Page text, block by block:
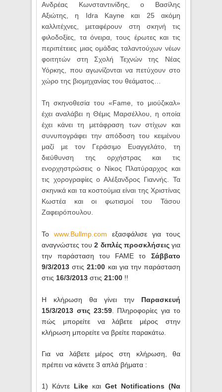
Ανδρέας Κωνσταντινίδης, ο Βασίλης
Αξιώτης, η Idra Kayne και 25 ακόμη
καλλιτέχνες, μεταφέρουν στη σκηνή τις
φιλοδοξίες, τα όνειρα, τους έρωτες και τις
περιπέτειες μιας ομάδας ταλαντούχων νέων
φοιτητών στη Σχολή Τεχνών της Νέας
Υόρκης, που αγωνίζονται να πετύχουν στο
χώρο της βιομηχανίας του θεάματος…
Τη σκηνοθεσία του «Fame, το μιούζικαλ»
έχει αναλάβει η Θέμις Μαρσέλλου, η οποία
έχει κάνει τη μετάφραση των στίχων και
συνυπογράφει την απόδοση του κειμένου
μαζί με τον Γεράσιμο Ευαγγελάτο, τη
διεύθυνση της ορχήστρας και τις
ενορχηστρώσεις ο Νίκος Πλατύραρχος και
τις χορογραφίες ο Αλέξανδρος Γιαννής. Τα
σκηνικά και τα κοστούμια είναι της Χριστίνας
Κωστέα και οι φωτισμοί του Τάσου
Ζαφειρόπουλου.
Τοwww.Bullmp.com εξασφάλισε για τους
αναγνώστες του 2 διπλές προσκλήσειςγια
την παράσταση του FAME το Σάββατο
9/3/2013 στις21:00 και για την παράσταση
στις16/3/2013 στις21:00 !!
Η κλήρωση θα γίνει την Παρασκευή
15/3/2013 στις 23:59. Πληροφορίες για το
πώς μπορείτε να λάβετε μέρος στην
κλήρωση μπορείτε να βρείτε παρακάτω.
Για να λάβετε μέρος στη κλήρωση, θα
πρέπει να κάνετε 3 απλά βήματα :
1) Kάντε Like και Get Notifications (Να